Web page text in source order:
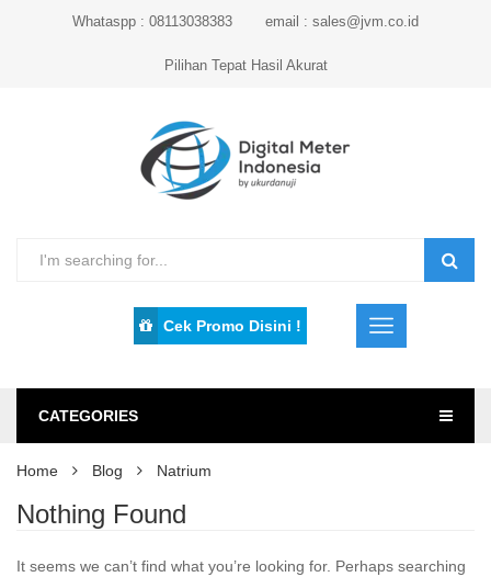
Whataspp : 08113038383 email : sales@jvm.co.id
Pilihan Tepat Hasil Akurat
Cek Promo Disini !
CATEGORIES
Home Blog Natrium
Nothing Found
It seems we can’t find what you’re looking for. Perhaps searching